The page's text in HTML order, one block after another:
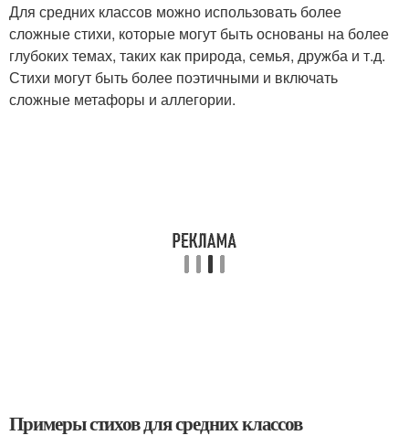
Для средних классов можно использовать более
сложные стихи, которые могут быть основаны на более
глубоких темах, таких как природа, семья, дружба и т.д.
Стихи могут быть более поэтичными и включать
сложные метафоры и аллегории.
Примеры стихов для средних классов